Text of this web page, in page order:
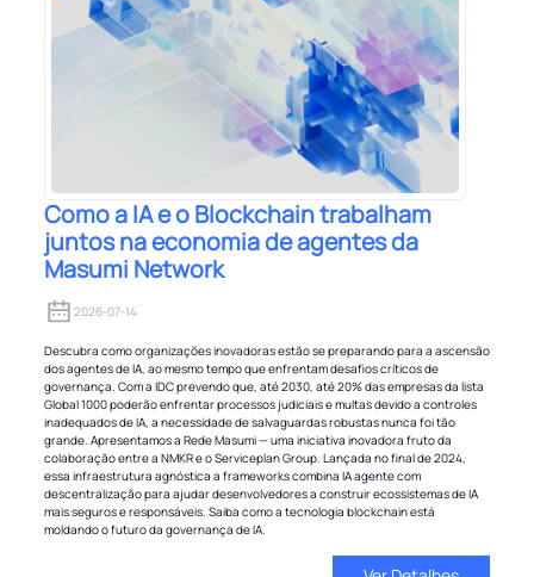
Como a IA e o Blockchain trabalham
juntos na economia de agentes da
Masumi Network
2026-07-14
Descubra como organizações inovadoras estão se preparando para a ascensão
dos agentes de IA, ao mesmo tempo que enfrentam desafios críticos de
governança. Com a IDC prevendo que, até 2030, até 20% das empresas da lista
Global 1000 poderão enfrentar processos judiciais e multas devido a controles
inadequados de IA, a necessidade de salvaguardas robustas nunca foi tão
grande. Apresentamos a Rede Masumi — uma iniciativa inovadora fruto da
colaboração entre a NMKR e o Serviceplan Group. Lançada no final de 2024,
essa infraestrutura agnóstica a frameworks combina IA agente com
descentralização para ajudar desenvolvedores a construir ecossistemas de IA
mais seguros e responsáveis. Saiba como a tecnologia blockchain está
moldando o futuro da governança de IA.